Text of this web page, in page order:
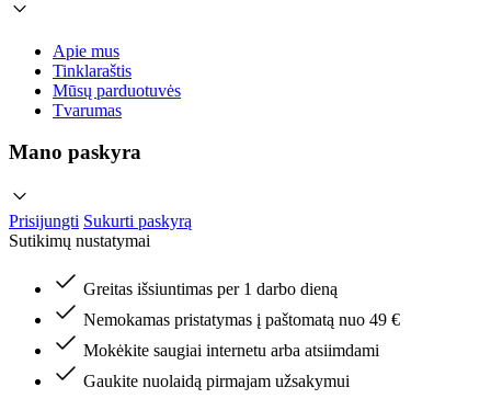
Apie mus
Tinklaraštis
Mūsų parduotuvės
Tvarumas
Mano paskyra
Prisijungti Sukurti paskyrą
Sutikimų nustatymai
Greitas išsiuntimas per 1 darbo dieną
Nemokamas pristatymas į paštomatą nuo 49 €
Mokėkite saugiai internetu arba atsiimdami
Gaukite nuolaidą pirmajam užsakymui